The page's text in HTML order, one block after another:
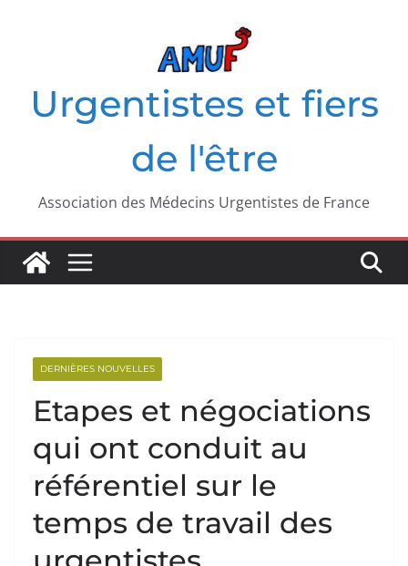
Urgentistes et fiers
de l'être
Association des Médecins Urgentistes de France
DERNIÈRES NOUVELLES
Etapes et négociations
qui ont conduit au
référentiel sur le
temps de travail des